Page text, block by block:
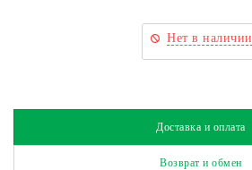
Нет в наличии
Доставка и оплата
Возврат и обмен